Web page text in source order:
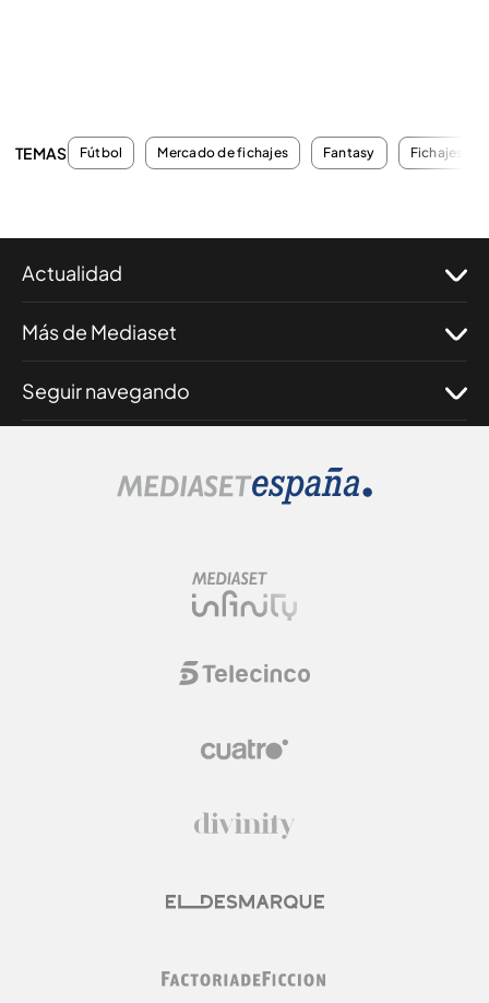
TEMAS Fútbol Mercado de fichajes Fantasy Fichajes
Actualidad
Más de Mediaset
Seguir navegando